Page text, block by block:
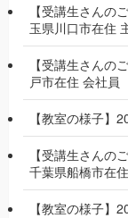
【受講生さんの
玉県川口市在住
【受講生さんの
戸市在住 会社員
【教室の様子】
【受講生さんの
千葉県船橋市在住
【教室の様子】